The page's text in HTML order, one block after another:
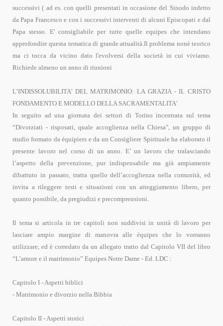
successivi ( ad es. con quelli presentati in occasione del Sinodo indetto
da Papa Francesco e con i successivi interventi di alcuni Episcopati e dal
Papa stesso. E' consigliabile per tutte quelle equipes che intendano
approfondire questa tematica di grande attualità.Il problema nonè teorico
ma ci tocca da vicino dato l'evolversi della società in cui viviamo.
Richiede almeno un anno di riunioni
L’INDISSOLUBILITA' DEL MATRIMONIO: LA GRAZIA - IL CRISTO
FONDAMENTO E MODELLO DELLA SACRAMENTALITA'
In seguito ad una giornata dei settori di Torino incentrata sul tema
“Divorziati - risposati, quale accoglienza nella Chiesa", un gruppo di
studio formato da équipiers e da un Consigliere Spirituale ha elaborato il
presente lavoro nel corso di un anno. E’ un lavoro che tralasciando
l’aspetto della prevenzione, pur indispensabile ma già ampiamente
dibattuto in passato, tratta quello dell’accoglienza nella comunità, ed
invita a rileggere testi e situazioni con un atteggiamento libero, per
quanto possibile, da pregiudizi e precomprensioni.
Il tema si articola in tre capitoli non suddivisi in unità di lavoro per
lasciare ampio margine di manovra alle équipes che lo vorranno
utilizzare, ed è corredato da un allegato tratto dal Capitolo VII del libro
“L’amore e il matrimonio” Equipes Notre Dame - Ed. LDC :
Capitolo I - Aspetti biblici
- Matrimonio e divorzio nella Bibbia
Capitolo II - Aspetti storici